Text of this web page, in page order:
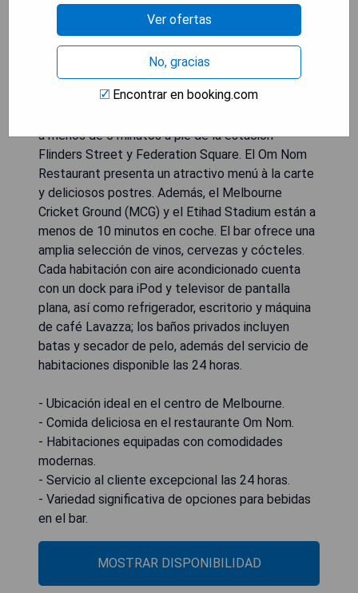
Situado en el corazón del vibrante distrito de
compras y restaurantes de Flinders Lane, el
Adelphi Hotel ofrece WiFi gratuito, llamadas
telefónicas locales sin cargo y refrigerios en la
habitación sin costo. Convenientemente
a menos de 5 minutos a pie de la estación
Flinders Street y Federation Square. El Om Nom
Restaurant presenta un atractivo menú à la carte
y deliciosos postres. Además, el Melbourne
Cricket Ground (MCG) y el Etihad Stadium están a
menos de 10 minutos en coche. El bar ofrece una
amplia selección de vinos, cervezas y cócteles.
Cada habitación con aire acondicionado cuenta
con un dock para iPod y televisor de pantalla
plana, así como refrigerador, escritorio y máquina
de café Lavazza; los baños privados incluyen
batas y secador de pelo, además del servicio de
habitaciones disponible las 24 horas.
- Ubicación ideal en el centro de Melbourne.
- Comida deliciosa en el restaurante Om Nom.
- Habitaciones equipadas con comodidades
modernas.
- Servicio al cliente excepcional las 24 horas.
- Variedad significativa de opciones para bebidas
en el bar.
MOSTRAR DISPONIBILIDAD
Ver ofertas
No, gracias
Encontrar en booking.com